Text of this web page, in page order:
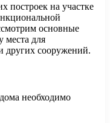
построек на участке
основные
места для
других сооружений.
необходимо